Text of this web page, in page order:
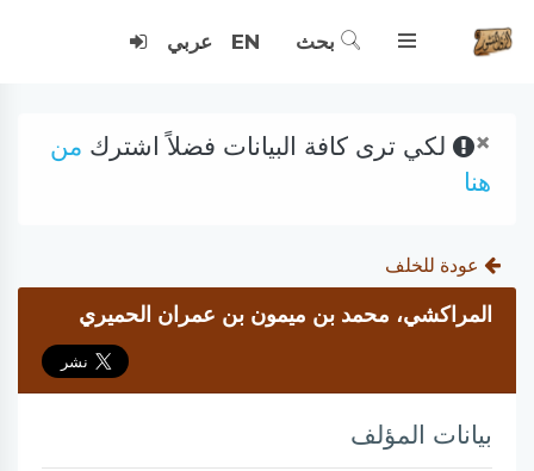
بحث EN عربي
× لكي ترى كافة البيانات فضلاً اشترك من
هنا
عودة للخلف
المراكشي، محمد بن ميمون بن عمران الحميري
بيانات المؤلف